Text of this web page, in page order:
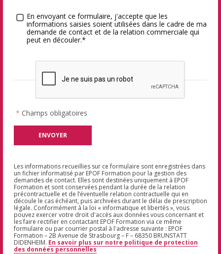
Traitement des données *
En envoyant ce formulaire, j'accepte que les
informations saisies soient utilisées dans le cadre de ma
demande de contact et de la relation commerciale qui
peut en découler.*
* Champs obligatoires
Les informations recueillies sur ce formulaire sont enregistrées dans
un fichier informatisé par EPOF Formation pour la gestion des
demandes de contact. Elles sont destinées uniquement à EPOF
Formation et sont conservées pendant la durée de la relation
précontractuelle et de l’éventuelle relation contractuelle qui en
découle le cas échéant, puis archivées durant le délai de prescription
légale. Conformément à la loi « informatique et libertés », vous
pouvez exercer votre droit d'accès aux données vous concernant et
les faire rectifier en contactant EPOF Formation via ce même
formulaire ou par courrier postal à l'adresse suivante : EPOF
Formation – 2B Avenue de Strasbourg – F – 68350 BRUNSTATT
DIDENHEIM. En savoir plus sur notre politique de protection
des données personnelles